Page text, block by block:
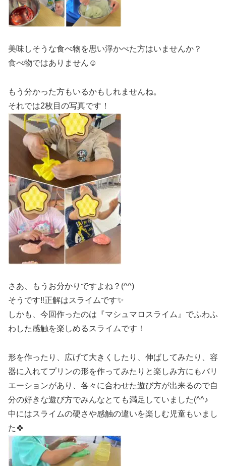
美味しそうな食べ物を思い浮かべた方はいませんか？
食べ物ではありません☺
もう分かった方もいるかもしれませんね。
それでは2枚目の写真です！
さあ、もうお分かりですよね？(^^)
そうです‼正解はスライムです✨
しかも、今回作ったのは『マシュマロスライム』でふわふ
わした感触を楽しめるスライムです！
形を作ったり、広げて大きくしたり、伸ばしてみたり、容
器に入れてプリンの形を作ってみたりと楽しみ方にもバリ
エーションがあり、各々に合わせた遊び方が出来るので自
分の好きな遊び方でみんなとても満足していました(^^♪
中にはスライムの硬さや感触の違いを楽しむ児童もいまし
た🍀